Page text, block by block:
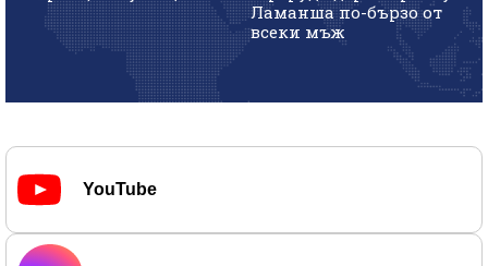
Ламанша по-бързо от
всеки мъж
YouTube